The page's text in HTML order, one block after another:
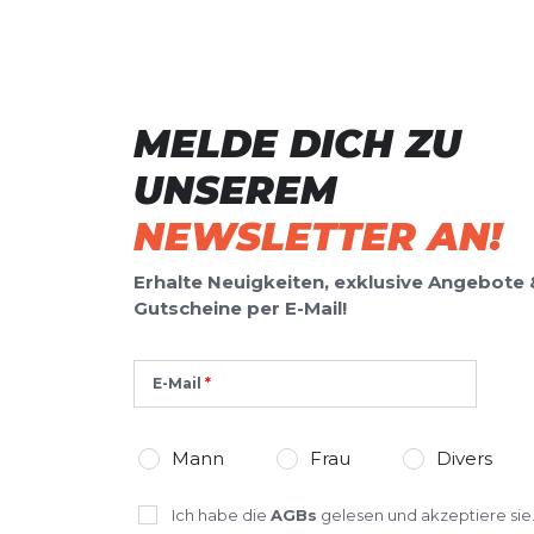
MELDE DICH ZU
UNSEREM
NEWSLETTER AN!
Erhalte Neuigkeiten, exklusive Angebote
Gutscheine per E-Mail!
E-Mail
Mann Frau Divers
Ich habe die AGBs gelesen und akzeptiere sie.